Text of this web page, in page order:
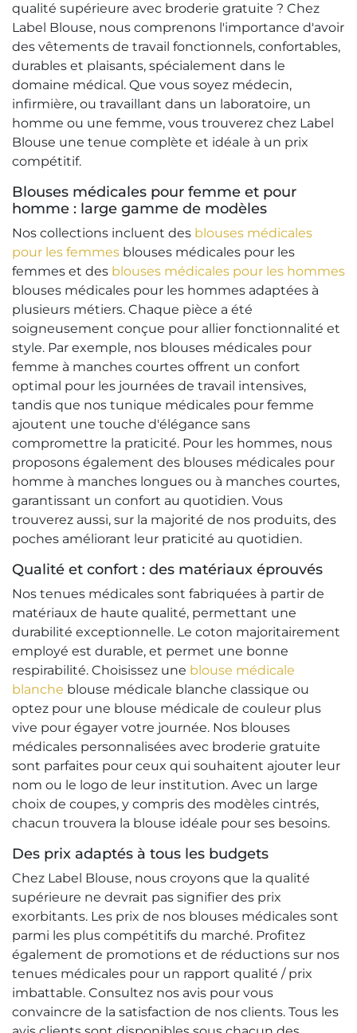
qualité supérieure avec broderie gratuite ? Chez
Label Blouse, nous comprenons l'importance d'avoir
des vêtements de travail fonctionnels, confortables,
durables et plaisants, spécialement dans le
domaine médical. Que vous soyez médecin,
infirmière, ou travaillant dans un laboratoire, un
homme ou une femme, vous trouverez chez Label
Blouse une tenue complète et idéale à un prix
compétitif.
Blouses médicales pour femme et pour
homme : large gamme de modèles
Nos collections incluent des blouses médicales
pour les femmes blouses médicales pour les
femmes et des blouses médicales pour les hommes
blouses médicales pour les hommes adaptées à
plusieurs métiers. Chaque pièce a été
soigneusement conçue pour allier fonctionnalité et
style. Par exemple, nos blouses médicales pour
femme à manches courtes offrent un confort
optimal pour les journées de travail intensives,
tandis que nos tunique médicales pour femme
ajoutent une touche d'élégance sans
compromettre la praticité. Pour les hommes, nous
proposons également des blouses médicales pour
homme à manches longues ou à manches courtes,
garantissant un confort au quotidien. Vous
trouverez aussi, sur la majorité de nos produits, des
poches améliorant leur praticité au quotidien.
Qualité et confort : des matériaux éprouvés
Nos tenues médicales sont fabriquées à partir de
matériaux de haute qualité, permettant une
durabilité exceptionnelle. Le coton majoritairement
employé est durable, et permet une bonne
respirabilité. Choisissez une blouse médicale
blanche blouse médicale blanche classique ou
optez pour une blouse médicale de couleur plus
vive pour égayer votre journée. Nos blouses
médicales personnalisées avec broderie gratuite
sont parfaites pour ceux qui souhaitent ajouter leur
nom ou le logo de leur institution. Avec un large
choix de coupes, y compris des modèles cintrés,
chacun trouvera la blouse idéale pour ses besoins.
Des prix adaptés à tous les budgets
Chez Label Blouse, nous croyons que la qualité
supérieure ne devrait pas signifier des prix
exorbitants. Les prix de nos blouses médicales sont
parmi les plus compétitifs du marché. Profitez
également de promotions et de réductions sur nos
tenues médicales pour un rapport qualité / prix
imbattable. Consultez nos avis pour vous
convaincre de la satisfaction de nos clients. Tous les